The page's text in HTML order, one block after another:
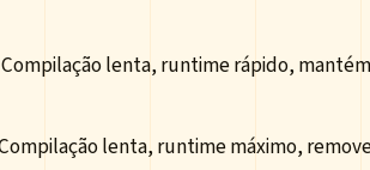
Compilação lenta, runtime rápido,
lenta, runtime máximo,